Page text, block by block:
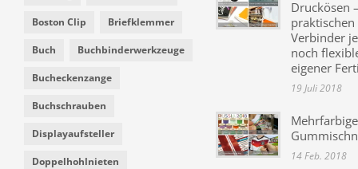
Boston Clip Briefklemmer
Buch Buchbinderwerkzeuge
Bucheckenzange
Buchschrauben
Displayaufsteller
Doppelhohlnieten
Druckösen
praktischen
Verbinder
noch
eigener
19 Juli 2018
Mehrfarbige
14 Feb. 2018